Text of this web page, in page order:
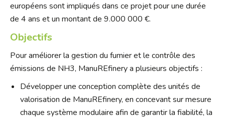
européens sont impliqués dans ce projet pour une durée
de 4 ans et un montant de 9.000 000 €.
Objectifs
Pour améliorer la gestion du fumier et le contrôle des
émissions de NH3, ManuREfinery a plusieurs objectifs :
Développer une conception complète des unités de
valorisation de ManuREfinery, en concevant sur mesure
chaque système modulaire afin de garantir la fiabilité, la